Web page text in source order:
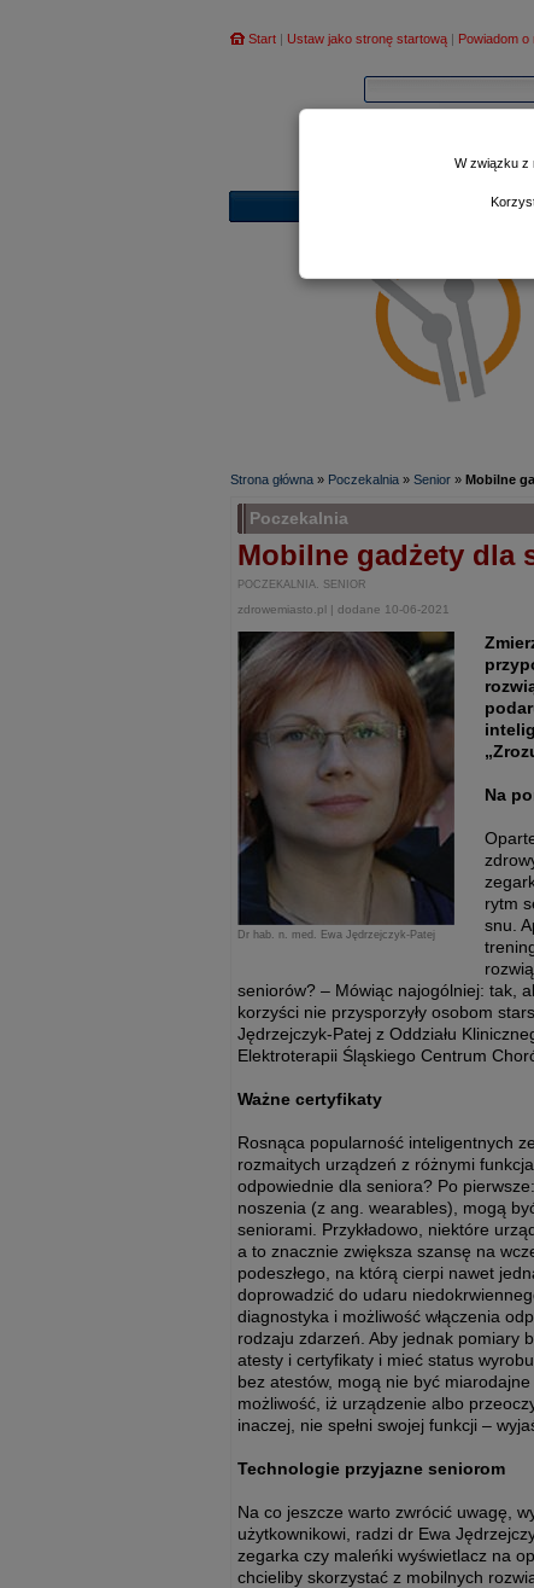
Start | Ustaw jako stronę startową | Powiadom
Strona główna » Poczekalnia » Senior » Mobilne
Poczekalnia
Mobilne gadżety dla
POCZEKALNIA. SENIOR
zdrowemiasto.pl | dodane 10-06-2021
Dr hab. n. med. Ewa Jędrzejczyk-Patej
Na
rytm
snu.
seniorów? – Mówiąc najogólniej: tak,
korzyści nie przysporzyły osobom
Jędrzejczyk-Patej z Oddziału
Elektroterapii Śląskiego Centrum
Ważne certyfikaty
Rosnąca popularność inteligentnych
rozmaitych urządzeń z różnymi
odpowiednie dla seniora? Po
noszenia (z ang. wearables), mogą
seniorami. Przykładowo, niektóre
a to znacznie zwiększa szansę na
podeszłego, na którą cierpi nawet
doprowadzić do udaru
diagnostyka i możliwość włączenia
rodzaju zdarzeń. Aby jednak pomiary
atesty i certyfikaty i mieć status
bez atestów, mogą nie być
możliwość, iż urządzenie albo
inaczej, nie spełni swojej funkcji –
Technologie przyjazne seniorom
Na co jeszcze warto zwrócić uwagę,
użytkownikowi, radzi dr Ewa
zegarka czy maleńki wyświetlacz na
chcieliby skorzystać z mobilnych
W związku z